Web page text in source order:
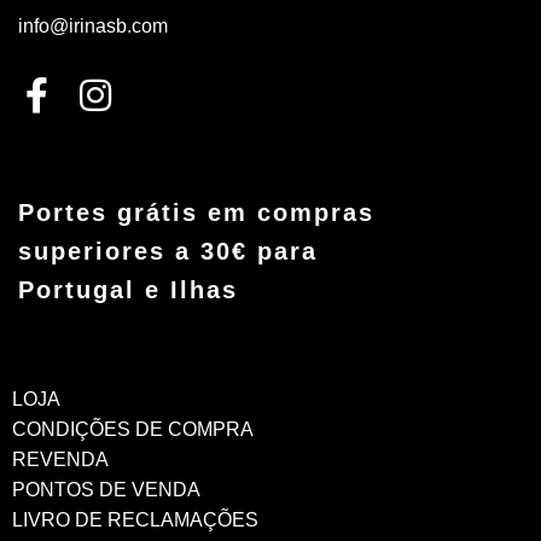
info@irinasb.com
Portes grátis em compras
superiores a 30€ para
Portugal e Ilhas
LOJA
CONDIÇÕES DE COMPRA
REVENDA
PONTOS DE VENDA
LIVRO DE RECLAMAÇÕES